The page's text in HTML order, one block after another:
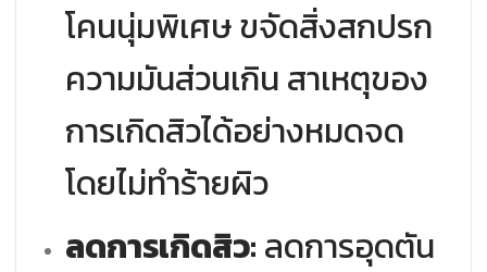
โคนนุ่มพิเศษ ขจัดสิ่งสกปรก
ความมันส่วนเกิน สาเหตุของ
การเกิดสิวได้อย่างหมดจด
โดยไม่ทำร้ายผิว
ลดการเกิดสิว: ลดการอุดตัน